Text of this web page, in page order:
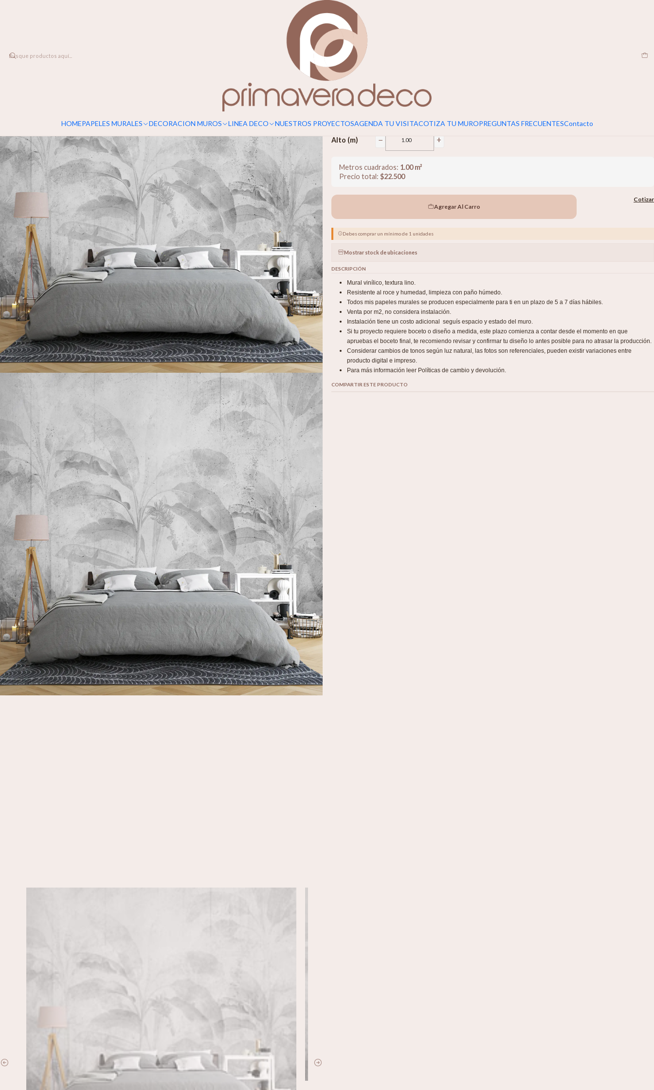
HOMEPAPELES MURALES DECORACION MUROS LINEA DECO NUESTROS PROYECTOSAGENDA TU VISITACOTIZA TU MUROPREGUNTAS FRECUENTESContacto
Para un calce perfecto, considerar sumar 5cm extra al ancho y alto de tu muro
Trópico
$22.500
Alto (m) − +
Metros cuadrados: 1.00m²
Precio total: $22.500
Agregar Al Carro
Cotizar
Debes comprar un mínimo de 1 unidades
Mostrar stock de ubicaciones
DESCRIPCIÓN
Mural vinílico, textura lino.
Resistente al roce y humedad, limpieza con paño húmedo.
Todos mis papeles murales se producen especialmente para ti en un plazo de 5 a 7 días hábiles.
Venta por m2, no considera instalación.
Instalación tiene un costo adicional seguís espacio y estado del muro.
Si tu proyecto requiere boceto o diseño a medida, este plazo comienza a contar desde el momento en que
apruebas el boceto final, te recomiendo revisar y confirmar tu diseño lo antes posible para no atrasar la producción.
Considerar cambios de tonos según luz natural, las fotos son referenciales, pueden existir variaciones entre
producto digital e impreso.
Para más información leer Políticas de cambio y devolución.
COMPARTIR ESTE PRODUCTO